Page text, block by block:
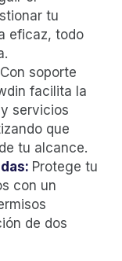
tu
eficaz, todo
Con soporte
facilita la
servicios
que
tu alcance.
Protege tu
con un
de dos